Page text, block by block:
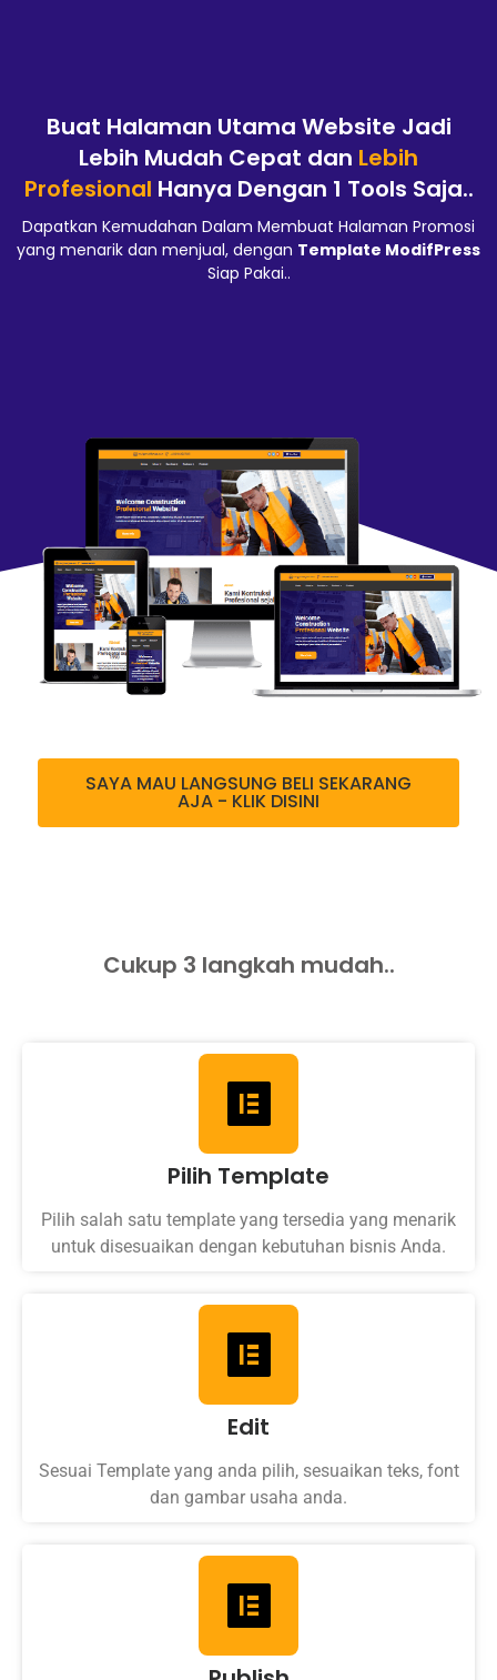
Buat Halaman Utama Website Jadi
Lebih Mudah Cepat dan Lebih
Profesional Hanya Dengan 1 Tools Saja..
Dapatkan Kemudahan Dalam Membuat Halaman Promosi
yang menarik dan menjual, dengan Template ModifPress
Siap Pakai..
SAYA MAU LANGSUNG BELI SEKARANG
AJA - KLIK DISINI
Cukup 3 langkah mudah..
Pilih Template
Pilih salah satu template yang tersedia yang menarik
untuk disesuaikan dengan kebutuhan bisnis Anda.
Edit
Sesuai Template yang anda pilih, sesuaikan teks, font
dan gambar usaha anda.